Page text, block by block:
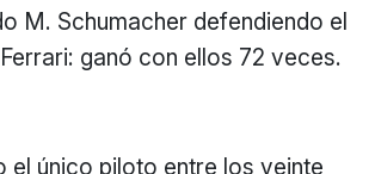
M. Schumacher defendiendo el
ganó con ellos 72 veces.
el único piloto entre los veinte